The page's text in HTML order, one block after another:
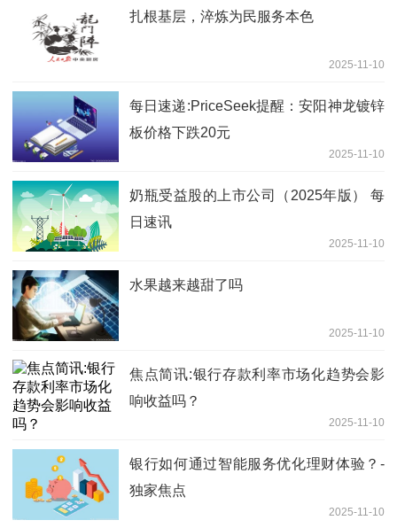
扎根基层，淬炼为民服务本色
2025-11-10
每日速递:PriceSeek提醒：安阳神龙镀锌
板价格下跌20元
2025-11-10
奶瓶受益股的上市公司（2025年版） 每
日速讯
2025-11-10
水果越来越甜了吗
2025-11-10
焦点简讯:银行存款利率市场化趋势会影
响收益吗？
2025-11-10
银行如何通过智能服务优化理财体验？-
独家焦点
2025-11-10